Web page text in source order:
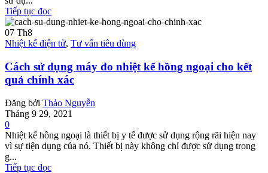
Tiếp tục đọc
07 Th8
Nhiệt kế điện tử, Tư vấn tiêu dùng
Cách sử dụng máy đo nhiệt kế hồng ngoại cho kết
quả chính xác
Đăng bởi Thảo Nguyễn
Tháng 9 29, 2021
0
Nhiệt kế hồng ngoại là thiết bị y tế được sử dụng rộng rãi hiện nay
vì sự tiện dụng của nó. Thiết bị này không chỉ được sử dụng trong
g...
Tiếp tục đọc